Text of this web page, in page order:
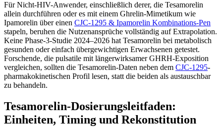
Für Nicht-HIV-Anwender, einschließlich derer, die Tesamorelin
allein durchführen oder es mit einem Ghrelin-Mimetikum wie
Ipamorelin über einen CJC-1295 & Ipamorelin Kombinations-Pen
stapeln, beruhen die Nutzenansprüche vollständig auf Extrapolation.
Keine Phase-3-Studie 2024–2026 hat Tesamorelin bei metabolisch
gesunden oder einfach übergewichtigen Erwachsenen getestet.
Forschende, die pulsatile mit längerwirksamer GHRH-Exposition
vergleichen, sollten die Tesamorelin-Daten neben dem CJC-1295-
pharmakokinetischen Profil lesen, statt die beiden als austauschbar
zu behandeln.
Tesamorelin-Dosierungsleitfaden:
Einheiten, Timing und Rekonstitution